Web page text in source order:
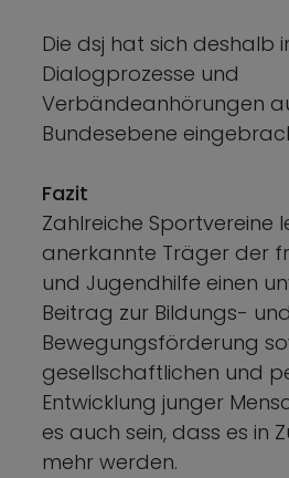
Die dsj hat sich deshalb
Dialogprozesse und
Verbändeanhörungen
Bundesebene
Fazit
Zahlreiche Sportvereine
anerkannte Träger der
und Jugendhilfe einen
Beitrag zur Bildungs- und
Bewegungsförderung
gesellschaftlichen und
Entwicklung junger
es auch sein, dass es in
mehr werden.